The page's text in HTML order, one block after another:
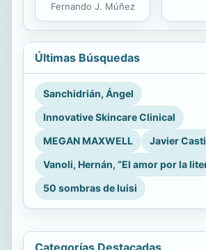
Fernando J. Múñez
Últimas Búsquedas
Sanchidrián, Ángel
Innovative Skincare Clinical
MEGAN MAXWELL
Javier
Vanoli, Hernán, “El amor por la
50 sombras de luisi